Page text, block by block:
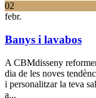
02
febr.
Banys i lavabos
A CBMdisseny
dia de les noves
i personalitzar la teva
a...